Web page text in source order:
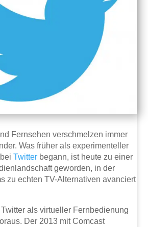
Fernsehen verschmelzen immer
Was früher als experimenteller
beiTwitter begann, ist heute zu einer
geworden, in der
zu echten TV-Alternativen avanciert
als virtueller Fernbedienung
Der 2013 mit Comcast